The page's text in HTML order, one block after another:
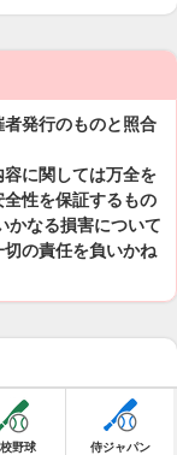
発行のものと照合
に関しては万全を
性を保証するもの
かなる損害について
の責任を負いかね
野球 侍ジャパン